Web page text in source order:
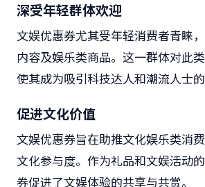
深受年轻群体欢迎
文娱优惠券尤其受年轻消费者青睐
内容及娱乐类商品。这一群体对此类
使其成为吸引科技达人和潮流人士的
促进文化价值
文娱优惠券旨在助推文化娱乐类消
文化参与度。作为礼品和文娱活动
券促进了文娱体验的共享与共赏。